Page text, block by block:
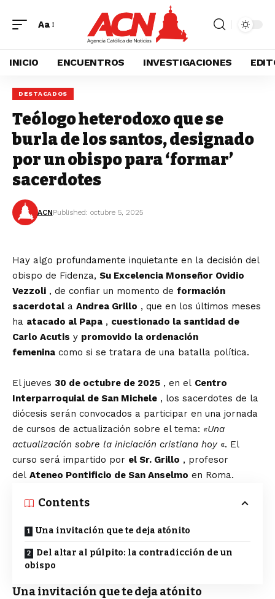
Aa
INICIO ENCUENTROS INVESTIGACIONES
DESTACADOS
Teólogo heterodoxo que se
burla de los santos, designado
por un obispo para ‘formar’
sacerdotes
ACNPublished: octubre 5, 2025
Hay algo profundamente inquietante en la decisión del
obispo de Fidenza, Su Excelencia Monseñor Ovidio
Vezzoli , de confiar un momento de formación
sacerdotal a Andrea Grillo , que en los últimos meses
ha atacado al Papa , cuestionado la santidad de
Carlo Acutis y promovido la ordenación
femenina como si se tratara de una batalla política.
El jueves 30 de octubre de 2025 , en el Centro
Interparroquial de San Michele , los sacerdotes de la
diócesis serán convocados a participar en una jornada
de cursos de actualización sobre el tema: «Una
actualización sobre la iniciación cristiana hoy «. El
curso será impartido por el Sr. Grillo , profesor
del Ateneo Pontificio de San Anselmo en Roma.
Contents
Una invitación que te deja atónito
Del altar al púlpito: la contradicción de un
obispo
Una invitación que te deja atónito